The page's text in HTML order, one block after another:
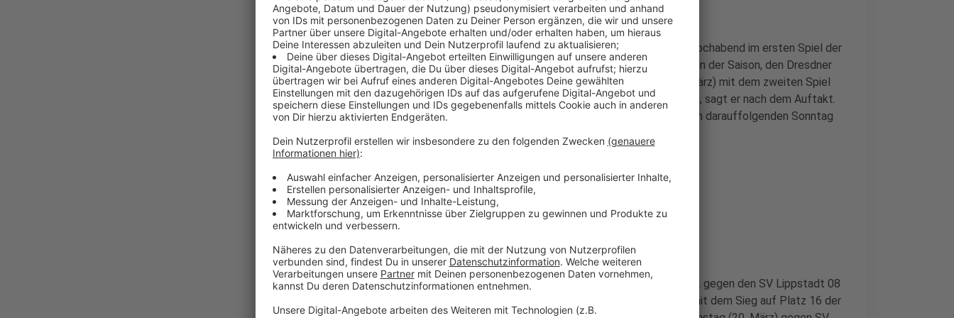
Die Aachener Volleyballerinnen, dieLadies in Black
, haben Mittwochabend im ersten Spiel der
Meisterschafts-Play-Offs verloren. Das Spiel gegen den Favoriten der Saison, den Dresdner
SC, ist1:3ausgegangen. Weiter geht es dann am Samstag (20. März) mit dem zweiten Spiel
gegen Dresden. Trainer Bart Janssen hält einen Erfolg für möglich, sagt er nach dem Auftakt.
Wenn die Ladies gewinnen, steht ein Entscheidungsspiel direkt am darauffolgenden Sonntag
Alemannia Aachen verliert 0:2
Anzeige
Fußball-RegionalligistAlemannia Aachen
hat Mittwochabend 0:2 gegen den SV Lippstadt 08
verloren. Aachen bleibt weiterhin auf Platz 13, Lippstadt hat es mit dem Sieg auf Platz 16 der